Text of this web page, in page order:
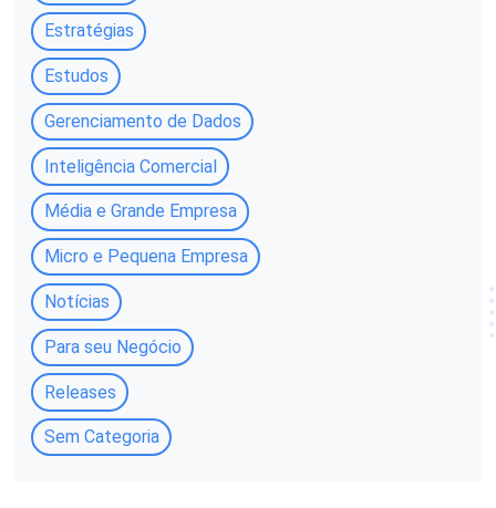
Estratégias
Estudos
Gerenciamento de Dados
Inteligência Comercial
Média e Grande Empresa
Micro e Pequena Empresa
Notícias
Para seu Negócio
Releases
Sem Categoria